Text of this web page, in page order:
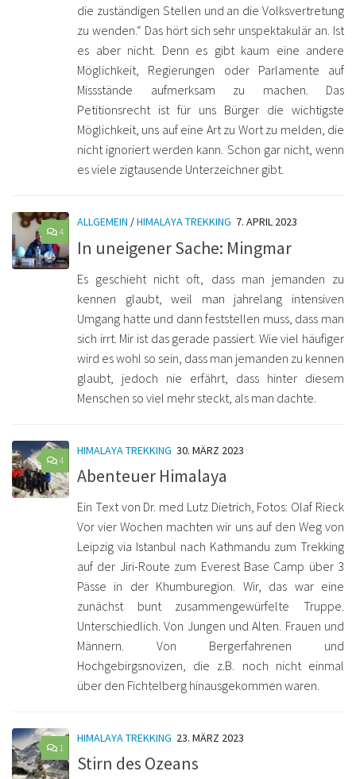
die zuständigen Stellen und an die Volksvertretung
zu wenden.“ Das hört sich sehr unspektakulär an. Ist
es aber nicht. Denn es gibt kaum eine andere
Möglichkeit, Regierungen oder Parlamente auf
Missstände aufmerksam zu machen. Das
Petitionsrecht ist für uns Bürger die wichtigste
Möglichkeit, uns auf eine Art zu Wort zu melden, die
nicht ignoriert werden kann. Schon gar nicht, wenn
es viele zigtausende Unterzeichner gibt.
4
ALLGEMEIN /HIMALAYA TREKKING 7. APRIL 2023
In uneigener Sache: Mingmar
Es geschieht nicht oft, dass man jemanden zu
kennen glaubt, weil man jahrelang intensiven
Umgang hatte und dann feststellen muss, dass man
sich irrt. Mir ist das gerade passiert. Wie viel häufiger
wird es wohl so sein, dass man jemanden zu kennen
glaubt, jedoch nie erfährt, dass hinter diesem
Menschen so viel mehr steckt, als man dachte.
4
HIMALAYA TREKKING 30. MÄRZ 2023
Abenteuer Himalaya
Ein Text von Dr. med Lutz Dietrich, Fotos: Olaf Rieck
Vor vier Wochen machten wir uns auf den Weg von
Leipzig via Istanbul nach Kathmandu zum Trekking
auf der Jiri-Route zum Everest Base Camp über 3
Pässe in der Khumburegion. Wir, das war eine
zunächst bunt zusammengewürfelte Truppe.
Unterschiedlich. Von Jungen und Alten. Frauen und
Männern. Von Bergerfahrenen und
Hochgebirgsnovizen, die z.B. noch nicht einmal
über den Fichtelberg hinausgekommen waren.
1
HIMALAYA TREKKING 23. MÄRZ 2023
Stirn des Ozeans